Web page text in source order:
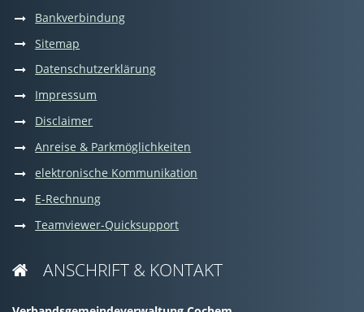
Bankverbindung
Sitemap
Datenschutzerklärung
Impressum
Disclaimer
Anreise & Parkmöglichkeiten
elektronische Kommunikation
E-Rechnung
Teamviewer-Quicksupport
 ANSCHRIFT & KONTAKT